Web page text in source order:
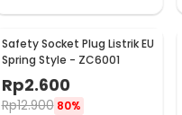
Safety Socket Plug Listrik EU
Spring Style - ZC6001
Rp2.600
Rp12.900 80%